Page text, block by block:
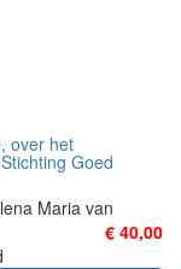
over het
Goed
Maria van
€ 40,00